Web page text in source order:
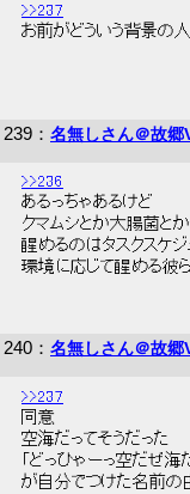
>>237
お前がどういう背景の
239 ： 名無しさん＠故郷
>>236
あるっちゃあるけど
クマムシとか大腸菌と
醒めるのはタスクスケ
環境に応じて醒める彼
240 ： 名無しさん＠故郷
>>237
同意
空海だってそうだった
「どっひゃーっ空だぜ
が自分でつけた名前の